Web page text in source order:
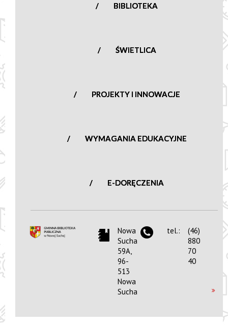
BIBLIOTEKA
ŚWIETLICA
PROJEKTY I INNOWACJE
WYMAGANIA EDUKACYJNE
E-DORĘCZENIA
Nowa
Sucha
59A,
96-
513
Nowa
Sucha
tel.:
(46)
880
70
40